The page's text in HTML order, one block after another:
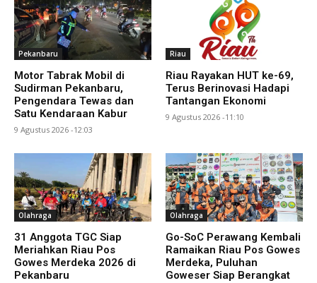
Pekanbaru
Motor Tabrak Mobil di
Sudirman Pekanbaru,
Pengendara Tewas dan
Satu Kendaraan Kabur
9 Agustus 2026 -12:03
Riau
Riau Rayakan HUT ke-69,
Terus Berinovasi Hadapi
Tantangan Ekonomi
9 Agustus 2026 -11:10
Olahraga
31 Anggota TGC Siap
Meriahkan Riau Pos
Gowes Merdeka 2026 di
Pekanbaru
Olahraga
Go-SoC Perawang Kembali
Ramaikan Riau Pos Gowes
Merdeka, Puluhan
Goweser Siap Berangkat